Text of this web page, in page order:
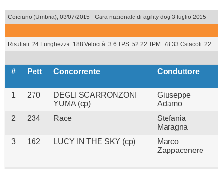
Corciano (Umbria), 03/07/2015 - Gara nazionale di agility dog 3 luglio 2015
Risultati: 24 Lunghezza: 188 Velocità: 3.6 TPS: 52.22 TPM: 78.33 Ostacoli: 22
# Pett Concorrente Conduttore
1 270
DEGLI SCARRONZONI
YUMA (cp)
Giuseppe
Adamo
2 234 Race
Stefania
Maragna
3 162 LUCY IN THE SKY (cp)
Marco
Zappacenere